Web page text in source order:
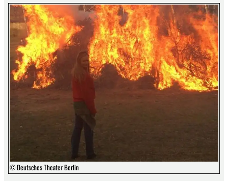
© Deutsches Theater Berlin